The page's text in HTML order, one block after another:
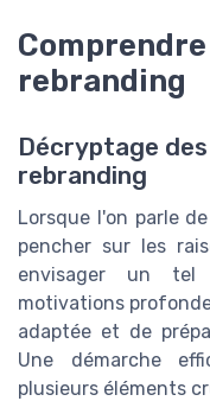
rebranding
Décryptage
rebranding
Lorsque l'on parle
pencher sur les
envisager un tel
motivations
adaptée et de
Une démarche
plusieurs éléments